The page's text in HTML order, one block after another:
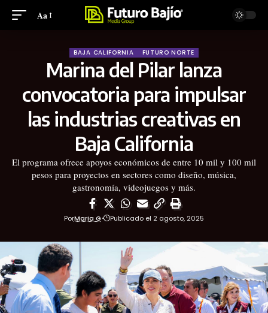
Aa
BAJA CALIFORNIA FUTURO NORTE
Marina del Pilar lanza
convocatoria para impulsar
las industrias creativas en
Baja California
El programa ofrece apoyos económicos de entre 10 mil y 100 mil
pesos para proyectos en sectores como diseño, música,
gastronomía, videojuegos y más.
PorMaria G Publicado el 2 agosto, 2025